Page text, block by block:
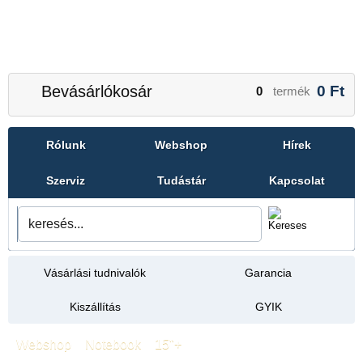
Bevásárlókosár 0 termék 0 Ft
Rólunk Webshop Hírek
Szerviz Tudástár Kapcsolat
Vásárlási tudnivalók Garancia
Kiszállítás GYIK
Webshop Notebook 15"+